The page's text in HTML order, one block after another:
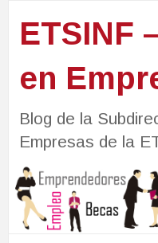
ETSINF
en
Blog de la
Empresas de la